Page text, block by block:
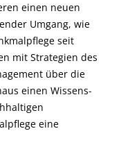
einen neuen
Umgang, wie
seit
mit Strategien des
über die
einen Wissens-
eine